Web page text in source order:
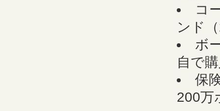
コ
ンド
ボ
自で
保
200万